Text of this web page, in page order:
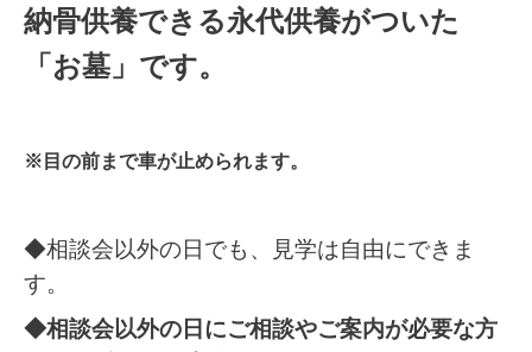
納骨供養できる永代供養がついた
「お墓」です。
※目の前まで車が止められます。
◆相談会以外の日でも、見学は自由にできま
す。
◆相談会以外の日にご相談やご案内が必要な方